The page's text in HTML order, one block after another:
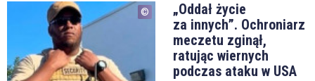
„Oddał życie
za innych”. Ochroniarz
meczetu zginął,
ratując wiernych
podczas ataku w USA